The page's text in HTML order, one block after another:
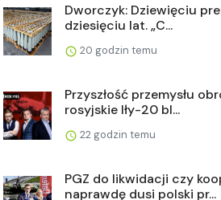
Dworczyk: Dziewięciu
dziesięciu lat. „C...
20 godzin temu
Przyszłość przemysłu
rosyjskie Iły-20 bl...
22 godzin temu
PGZ do likwidacji czy
naprawdę dusi polski pr...